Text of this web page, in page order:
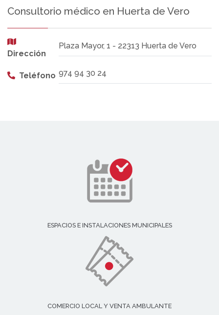
Consultorio médico en Huerta de Vero
Dirección
Plaza Mayor, 1 - 22313 Huerta de Vero
Teléfono 974 94 30 24
ESPACIOS E INSTALACIONES MUNICIPALES
COMERCIO LOCAL Y VENTA AMBULANTE